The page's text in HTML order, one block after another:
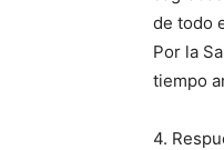
de todo
Por la
tiempo
4.